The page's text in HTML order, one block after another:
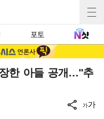
포토
한 아들 공개…"추
가가